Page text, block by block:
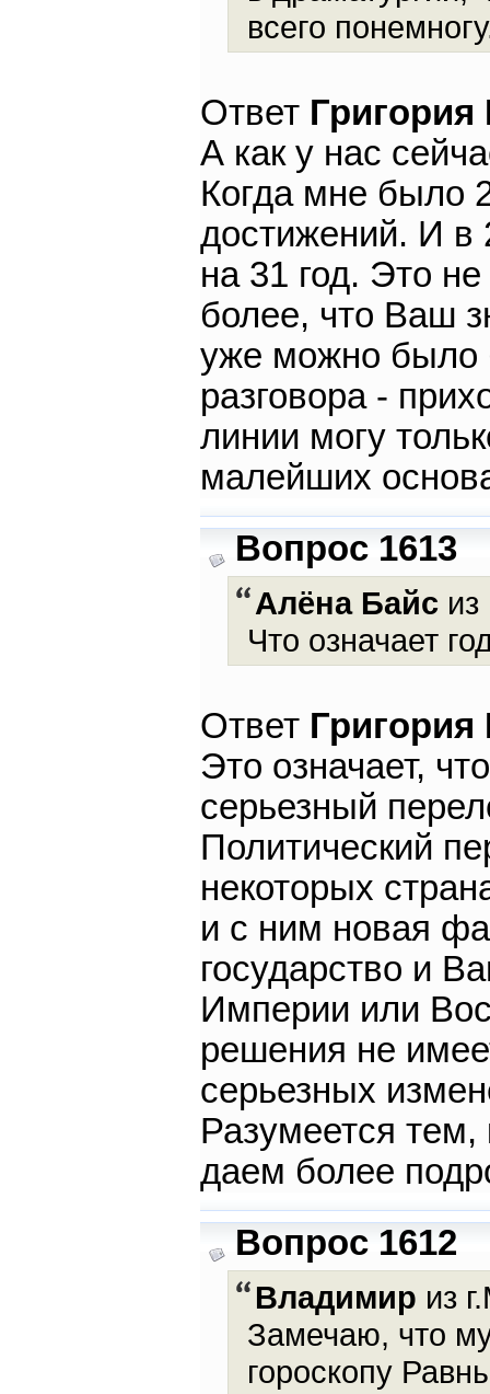
всего
Ответ
А как у нас
Когда мне было
достижений. И в
на 31 год. Это
более, что Ваш
уже можно было
разговора -
линии могу
малейших
Вопрос 1613
Алёна Байсиз
Что означает
Ответ
Это означает,
серьезный
Политический
некоторых
и с ним новая
государство и
Империи или
решения не
серьезных
Разумеется тем,
даем более
Вопрос 1612
Владимир из
Замечаю, что
гороскопу